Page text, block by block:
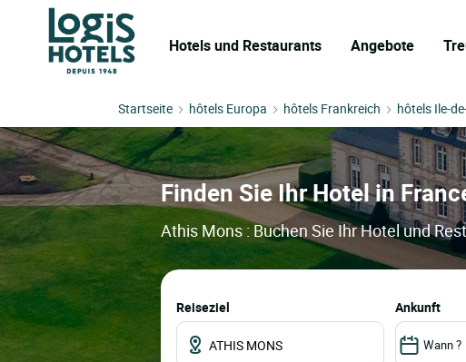
Hotels und Restaurants Angebote
Startseite hôtels Europa hôtels Frankreich hôtels Ile-
Finden Sie Ihr Hotel in
Athis Mons : Buchen Sie Ihr Hotel und
Reiseziel ankunft